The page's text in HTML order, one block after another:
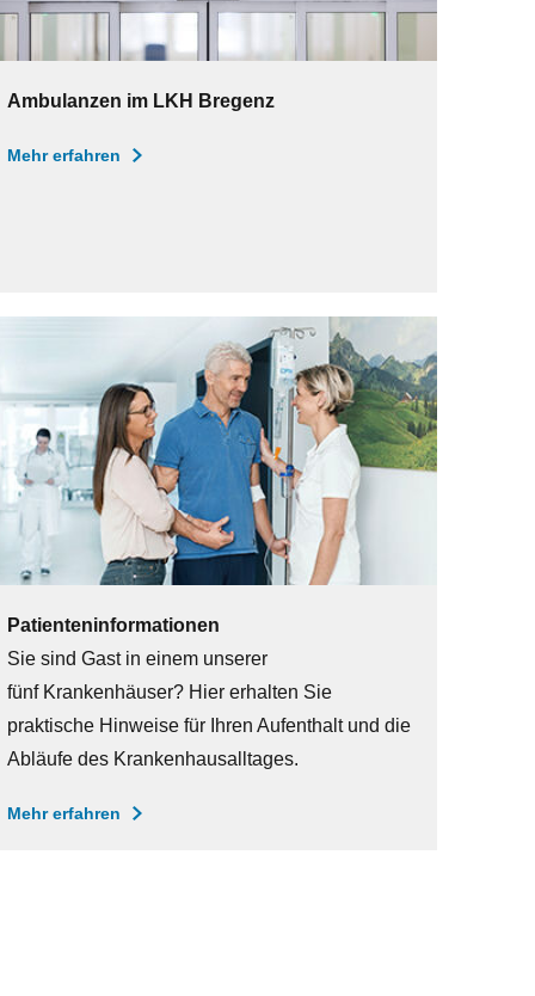
Ambulanzen im LKH Bregenz
Mehr erfahren
Patienteninformationen
Sie sind Gast in einem unserer
fünf Krankenhäuser? Hier erhalten Sie
praktische Hinweise für Ihren Aufenthalt und die
Abläufe des Krankenhausalltages.
Mehr erfahren